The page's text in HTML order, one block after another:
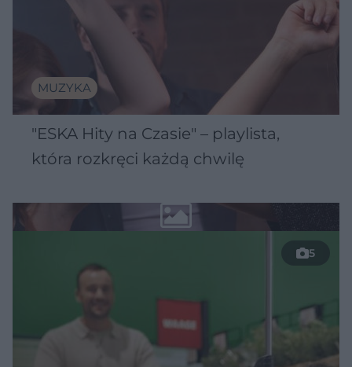
MUZYKA
"ESKA Hity na Czasie" – playlista,
która rozkręci każdą chwilę
5